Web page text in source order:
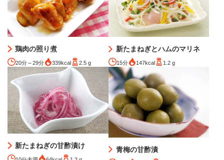
鶏肉の照り煮
20分～29分 339kcal 2.5 g
新たまねぎとハムのマリネ
15分 147kcal 1.2 g
新たまねぎの甘酢漬け 青梅の甘酢漬